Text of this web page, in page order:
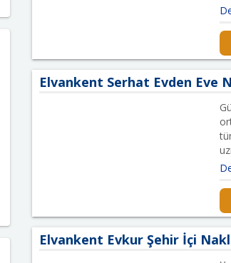
Elvankent Serhat Evden Eve
Elvankent Evkur Şehir İçi